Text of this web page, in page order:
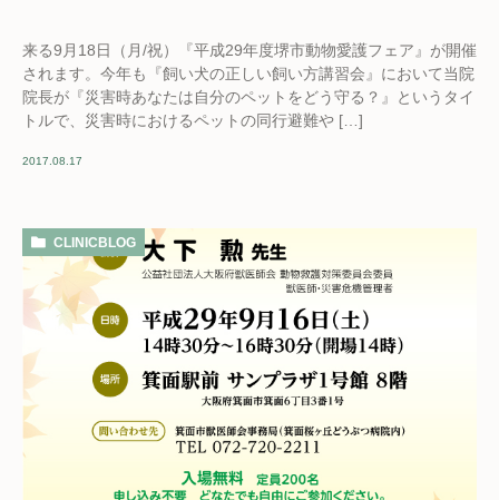
来る9月18日（月/祝）『平成29年度堺市動物愛護フェア』が開催
されます。今年も『飼い犬の正しい飼い方講習会』において当院
院長が『災害時あなたは自分のペットをどう守る？』というタイ
トルで、災害時におけるペットの同行避難や […]
2017.08.17
CLINICBLOG